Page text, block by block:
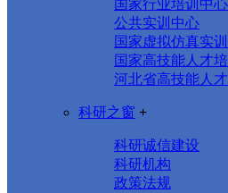
国家行业培训中心
公共实训中心
国家虚拟仿真实
国家高技能人才
河北省高技能人
科研之窗 +
科研诚信建设
科研机构
政策法规